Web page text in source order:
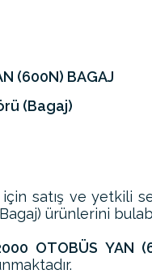
(600N) BAGAJ
(Bagaj)
için satış ve yetkili
ürünlerini
OTOBÜS YAN